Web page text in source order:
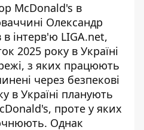
McDonald's в
Олександр
інтерв'ю LIGA.net,
2025 року в Україні
з яких працюють
через безпекові
в Україні планують
проте у яких
Однак